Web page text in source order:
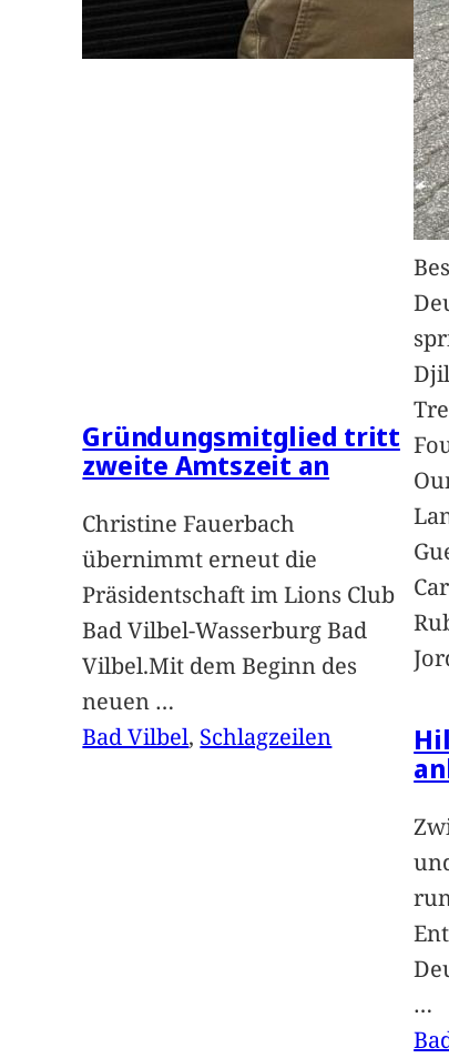
Gründungsmitglied tritt
zweite Amtszeit an
Christine Fauerbach
übernimmt erneut die
Präsidentschaft im Lions Club
Bad Vilbel-Wasserburg Bad
Vilbel.Mit dem Beginn des
neuen …
Bad Vilbel, Schlagzeilen
…